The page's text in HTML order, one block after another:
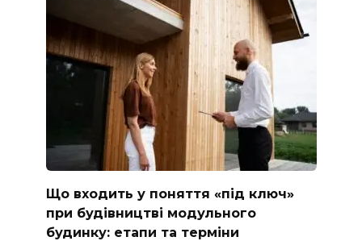
Що входить у поняття «під ключ»
при будівництві модульного
будинку: етапи та терміни